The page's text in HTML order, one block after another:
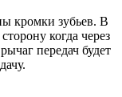
кромки зубьев. В
когда через
передач будет